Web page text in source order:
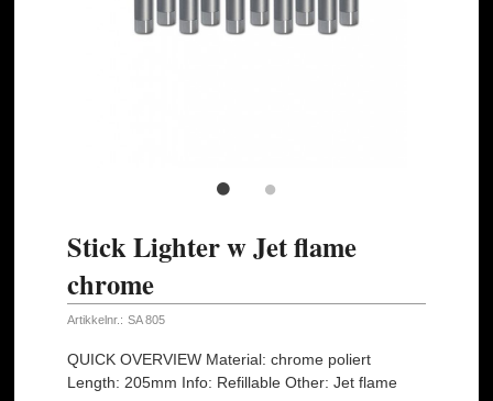
Stick Lighter w Jet flame
chrome
Artikkelnr.: SA 805
QUICK OVERVIEW Material: chrome poliert
Length: 205mm Info: Refillable Other: Jet flame